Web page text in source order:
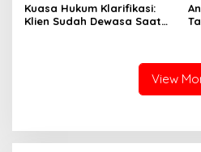
Isu Pergantian Sekda dan
Dugaan Makar ini Akan Kita
Kuasa Hukum Klarifikasi:
Klien Sudah Dewasa Saat
View